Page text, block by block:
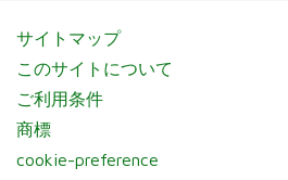
サイトマップ
このサイトについて
ご利用条件
商標
cookie-preference